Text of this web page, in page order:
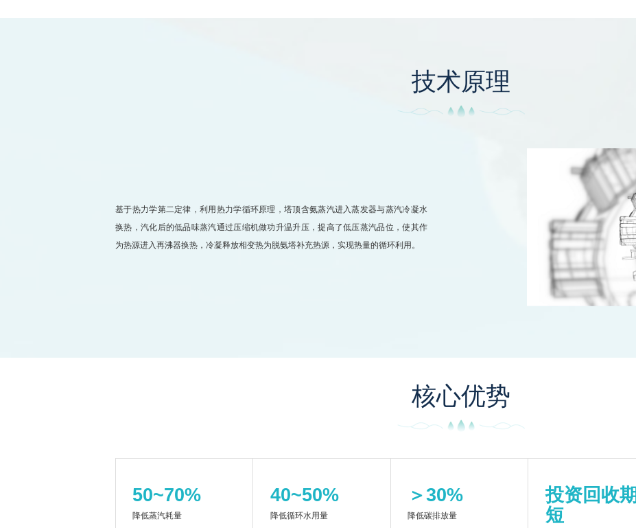
技术原理
基于热力学第二定律，利用热力学循环原理，塔顶含氨蒸汽进入蒸发器与蒸汽冷凝水
换热，汽化后的低品味蒸汽通过压缩机做功升温升压，提高了低压蒸汽品位，使其作
为热源进入再沸器换热，冷凝释放相变热为脱氨塔补充热源，实现热量的循环利用。
核心优势
50~70%
降低蒸汽耗量
40~50%
降低循环水用量
＞30%
降低碳排放量
投资回收期
短